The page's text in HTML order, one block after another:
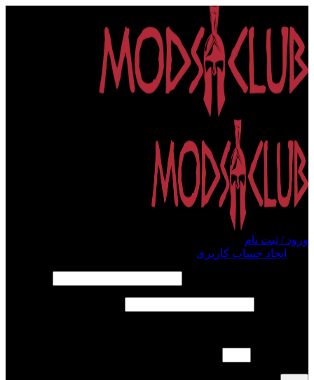
ورود / ثبت نام
ایجاد حساب کاربری